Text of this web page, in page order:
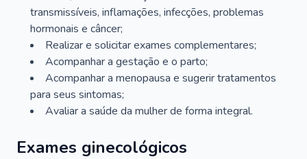
transmissíveis, inflamações, infecções, problemas
hormonais e câncer;
Realizar e solicitar exames complementares;
Acompanhar a gestação e o parto;
Acompanhar a menopausa e sugerir tratamentos
para seus sintomas;
Avaliar a saúde da mulher de forma integral.
Exames ginecológicos